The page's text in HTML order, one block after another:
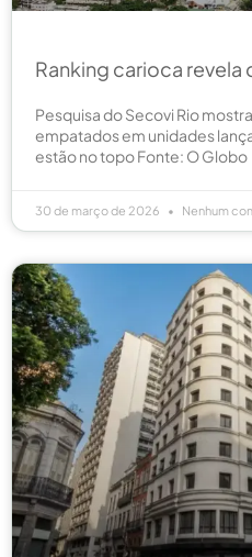
Ranking carioca
Pesquisa do Secovi Rio
empatados em unidades
estão no topo Fonte: O Globo
30 de março de 2026 Nenhum